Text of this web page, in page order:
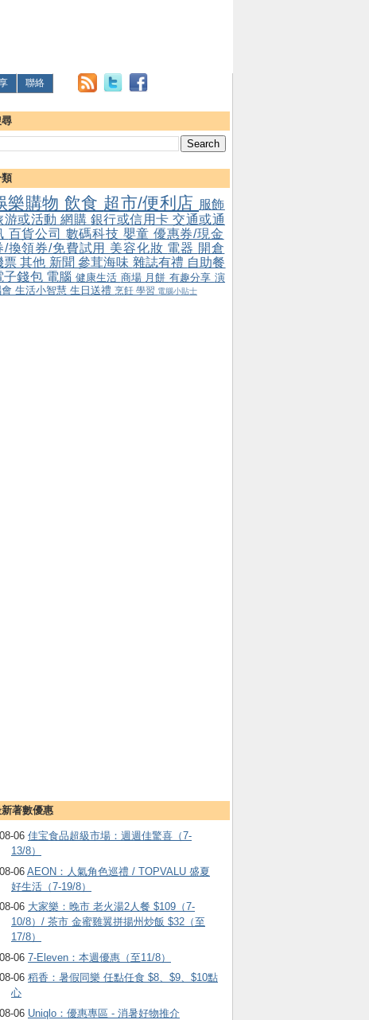
聯絡
樂購物 飲食 超市/便利店 服飾
游或活動 網購 銀行或信用卡 交通或通
百貨公司 數碼科技 嬰童 優惠券/現金
/換領券/免費試用 美容化妝 電器 開倉
票其他 新聞參茸海味 雜誌有禮 自助餐
子錢包 電腦 健康生活 商場 月餅 有趣分享 演
生活小智慧 生日送禮 烹飪 學習 電腦小貼士
著數優惠
08-06 佳宝食品超級市場：週週佳驚喜（7-
13/8）
08-06 AEON：人氣角色巡禮 / TOPVALU 盛夏
好生活（7-19/8）
08-06 大家樂：晚市 老火湯2人餐 $109（7-
10/8）/ 茶市 金蜜雞翼拼揚州炒飯 $32（至
17/8）
08-06 7-Eleven：本週優惠（至11/8）
08-06 稻香：暑假同樂 任點任食 $8、$9、$10點
心
08-06 Uniqlo：優惠專區 - 消暑好物推介